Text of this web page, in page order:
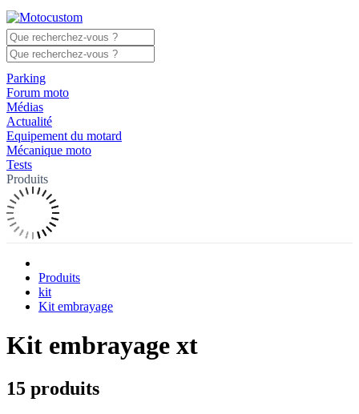
Parking
Forum moto
Médias
Actualité
Equipement du motard
Mécanique moto
Tests
Produits
Produits
kit
Kit embrayage
Kit embrayage xt
15 produits